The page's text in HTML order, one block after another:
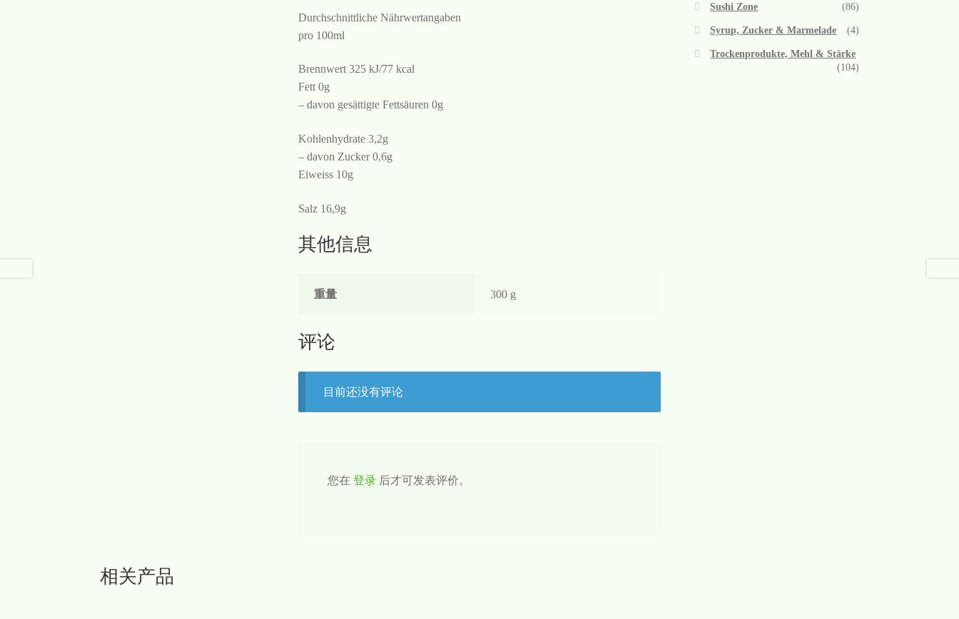
Durchschnittliche Nährwertangaben
pro 100ml
Brennwert 325 kJ/77 kcal
Fett 0g
– davon gesättigte Fettsäuren 0g
Kohlenhydrate 3,2g
– davon Zucker 0,6g
Eiweiss 10g
Salz 16,9g
其他信息
重量 300 g
评论
目前还没有评论
您在登录 后才可发表评价。
相关产品
Sushi Zone (86)
Syrup, Zucker & Marmelade (4)
Trockenprodukte, Mehl & Stärke
(104)